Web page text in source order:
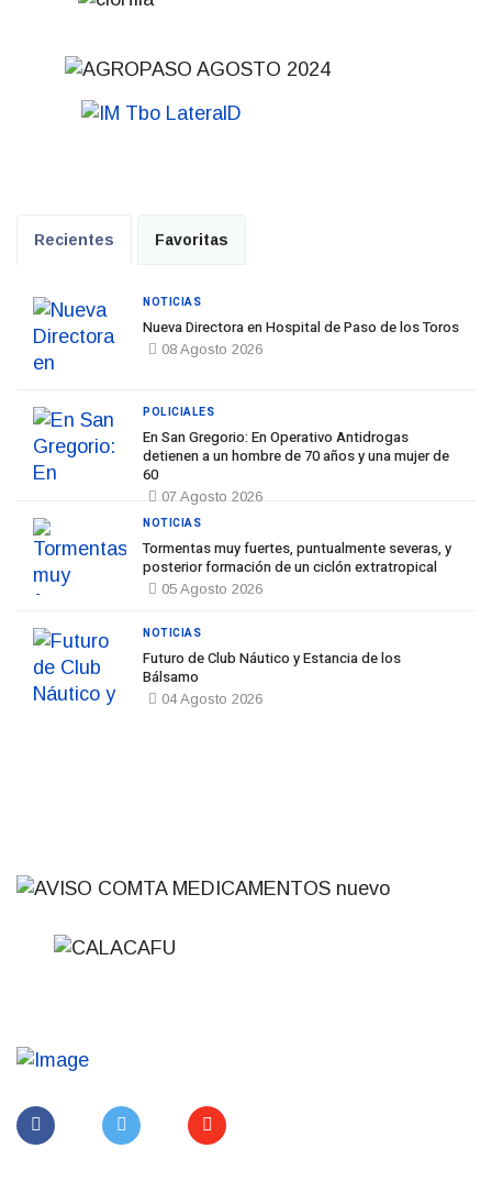
Recientes Favoritas
Nueva Directora en Hospital de Paso de los Toros
08 Agosto 2026
NOTICIAS
En San Gregorio: En Operativo Antidrogas
detienen a un hombre de 70 años y una mujer de
60
07 Agosto 2026
POLICIALES
Tormentas muy fuertes, puntualmente severas, y
posterior formación de un ciclón extratropical
05 Agosto 2026
NOTICIAS
Futuro de Club Náutico y Estancia de los
Bálsamo
04 Agosto 2026
NOTICIAS